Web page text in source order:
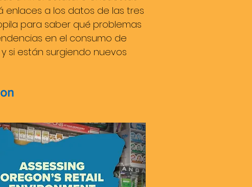
enlaces a los datos de las tres
para saber qué problemas
en el consumo de
si están surgiendo nuevos